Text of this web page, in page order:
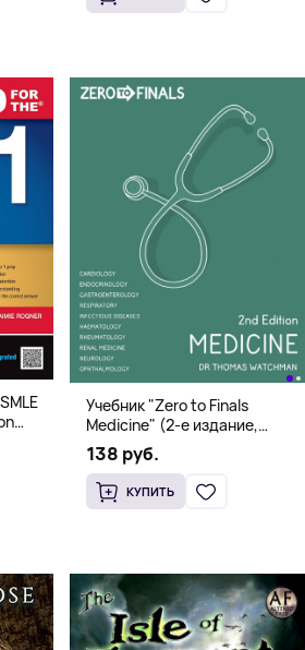
Учебник "Zero to Finals
Medicine" (2-е издание,
Мягкая обложка) Dr. Thomas
Watchman
138 руб.
КУПИТЬ